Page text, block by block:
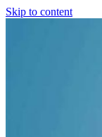
Skip to content